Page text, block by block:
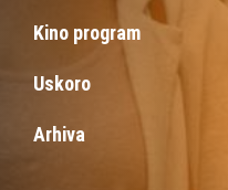
Kino program
Uskoro
Arhiva